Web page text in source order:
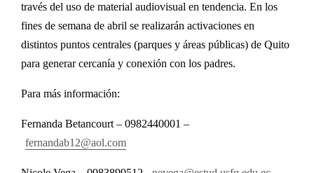
través del uso de material audiovisual en tendencia. En los
fines de semana de abril se realizarán activaciones en
distintos puntos centrales (parques y áreas públicas) de Quito
para generar cercanía y conexión con los padres.
Para más información:
Fernanda Betancourt – 0982440001 –
fernandab12@aol.com